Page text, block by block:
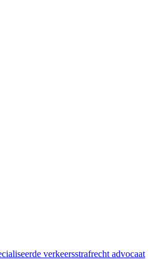
verkeersstrafrecht advocaat